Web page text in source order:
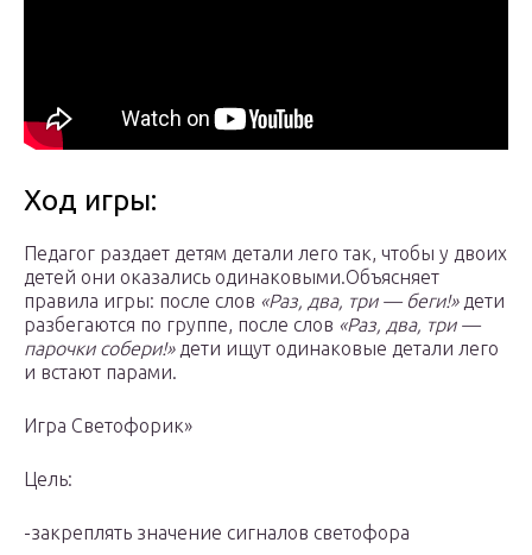
Ход игры:
Педагог раздает детям детали лего так, чтобы у двоих
детей они оказались одинаковыми.Объясняет
правила игры: после слов «Раз, два, три — беги!»дети
разбегаются по группе, после слов «Раз, два, три —
парочки собери!»дети ищут одинаковые детали лего
и встают парами.
Игра Светофорик»
Цель:
-закреплять значение сигналов светофора